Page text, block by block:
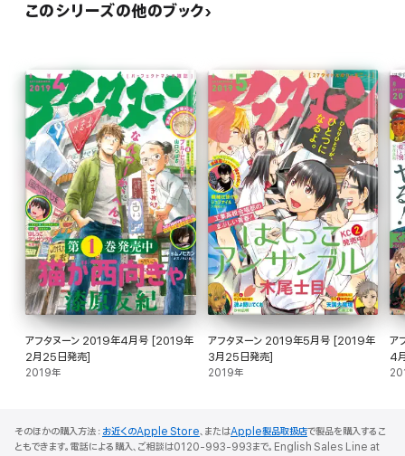
このシリーズの他のブック
アフタヌーン 2019年4月号 [2019年
2月25日発売]
2019年
アフタヌーン 2019年5月号 [2019年
3月25日発売]
2019年
ア
4
そのほかの購入方法： お近くのApple Store、またはApple製品取扱店で製品を購入するこ
ともできます。電話による購入、ご相談は0120-993-993まで。English Sales Line at